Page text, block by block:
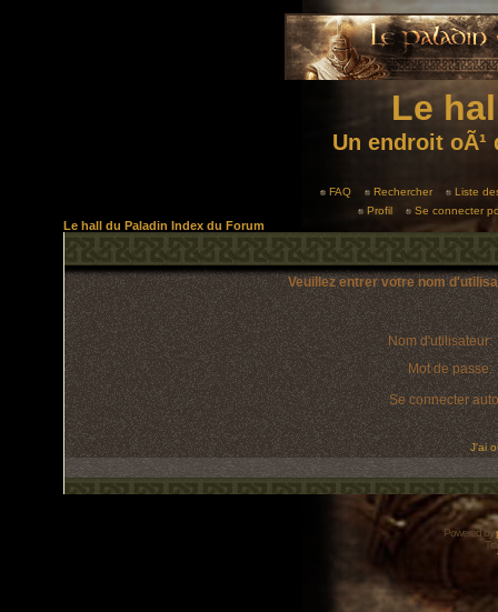
Le
Un endroit
FAQ Rechercher
Liste
Profil
Se connecter
Le hall du Paladin Index du Forum
Veuillez entrer votre nom
Nom d'utilisateur:
Mot de passe:
Se connecter
J'ai
Powered by